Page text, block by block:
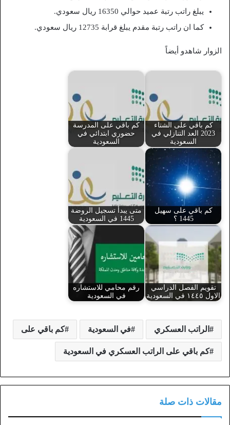
يبلغ راتب رتبة عميد حوالي 16350 ريال سعودي.
كما ان راتب رتبة مقدم يبلغ قرابة 12735 ريال سعودي.
الزوار شاهدو أيضاً
كم باقي على الشتاء
2023 العد التنازلي في
السعودية
كم باقي على المدرسة
حضوري ابتدائي في
السعودية
كم باقي على سهيل
1445 ؟
متى يبدأ تسجيل الروضة
1445 في السعودية
تقويم الفصل الدراسي
الاول ١٤٤٥ في السعودية
رقم محامي للاستشاره
في السعودية
الراتب العسكري في السعودية كم باقي على
كم باقي على الراتب العسكري في السعودية
مقالات ذات صلة